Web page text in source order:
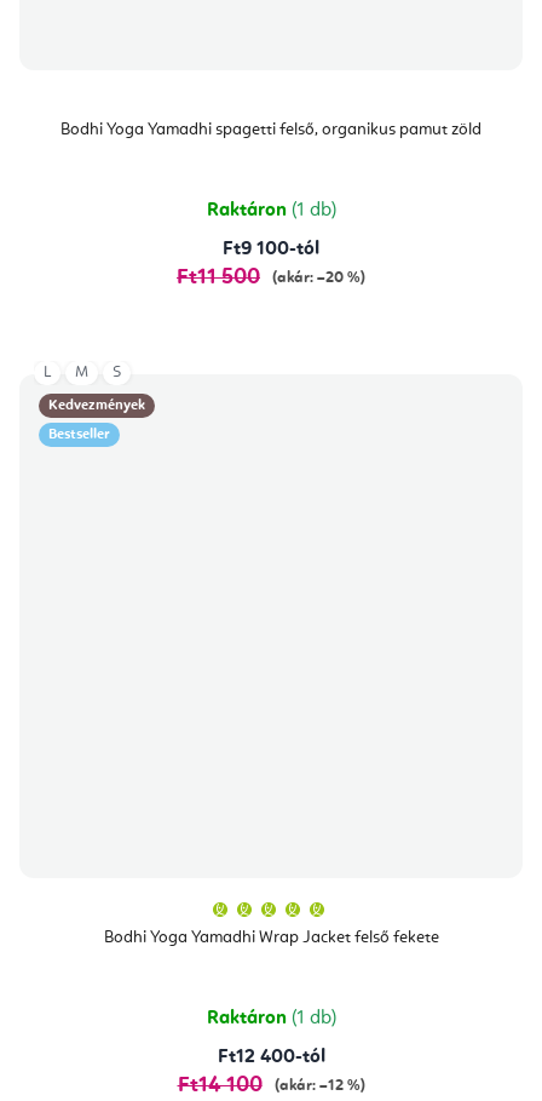
Bodhi Yoga Yamadhi spagetti felső, organikus pamut zöld
Raktáron (1 db)
Ft9 100-tól
Ft11 500 (akár: –20 %)
Kedvezmények
Bestseller
Bodhi Yoga Yamadhi Wrap Jacket felső fekete
átlagos
értékelése
csillag.
Raktáron (1 db)
Ft12 400-tól
Ft14 100 (akár: –12 %)
L M S